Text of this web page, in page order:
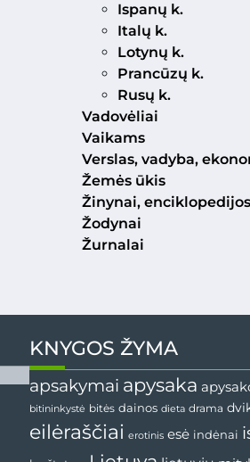
Ispanų k.
Italų k.
Lotynų k.
Prancūzų k.
Rusų k.
Vadovėliai
Vaikams
Verslas, vadyba,
Žemės ūkis
Žinynai, enciklopedijos
Žodynai
Žurnalai
KNYGOS ŽYMA
apsakymai apysaka
bitininkystė bitės dainos dieta drama
eilėraščiai erotinis esė indėnai